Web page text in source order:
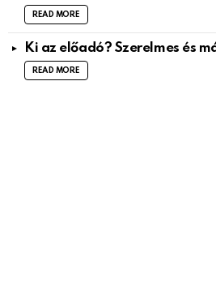
READ MORE
Ki az előadó? Szerelmes és
READ MORE